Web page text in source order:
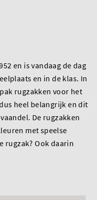
en is vandaag de dag
en in de klas. In
rugzakken voor het
heel belangrijk en dit
De rugzakken
met speelse
rugzak? Ook daarin